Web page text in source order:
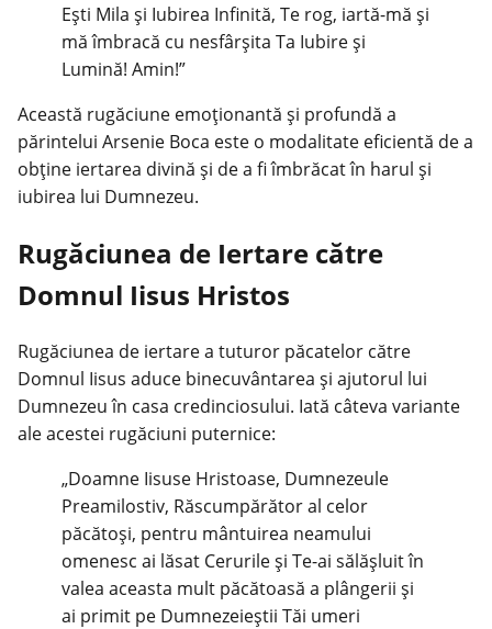
Ești Mila și Iubirea Infinită, Te rog, iartă-mă și
mă îmbracă cu nesfârșita Ta Iubire și
Lumină! Amin!”
Această rugăciune emoționantă și profundă a
părintelui Arsenie Boca este o modalitate eficientă de a
obține iertarea divină și de a fi îmbrăcat în harul și
iubirea lui Dumnezeu.
Rugăciunea de Iertare către
Domnul Iisus Hristos
Rugăciunea de iertare a tuturor păcatelor către
Domnul Iisus aduce binecuvântarea și ajutorul lui
Dumnezeu în casa credinciosului. Iată câteva variante
ale acestei rugăciuni puternice:
„Doamne Iisuse Hristoase, Dumnezeule
Preamilostiv, Răscumpărător al celor
păcătoși, pentru mântuirea neamului
omenesc ai lăsat Cerurile și Te-ai sălăşluit în
valea aceasta mult păcătoasă a plângerii și
ai primit pe Dumnezeieştii Tăi umeri